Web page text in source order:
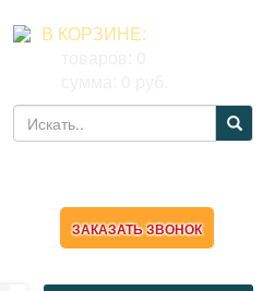
В КОРЗИНЕ:
ЗАКАЗАТЬ ЗВОНОК